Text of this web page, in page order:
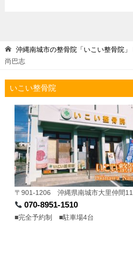
沖縄南城市の整骨院「いこい整骨院」
尚巴志
いこい整骨院
〒901-1206 沖縄県南城市大里仲間
070-8951-1510
■完全予約制 ■駐車場4台